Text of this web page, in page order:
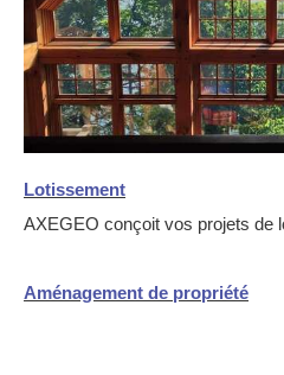
Lotissement
AXEGEO conçoit vos projets de
Aménagement de propriété